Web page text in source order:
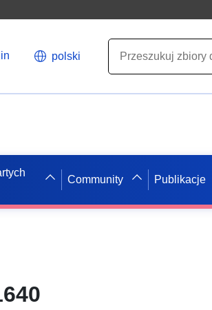
polski
Community Publikacje